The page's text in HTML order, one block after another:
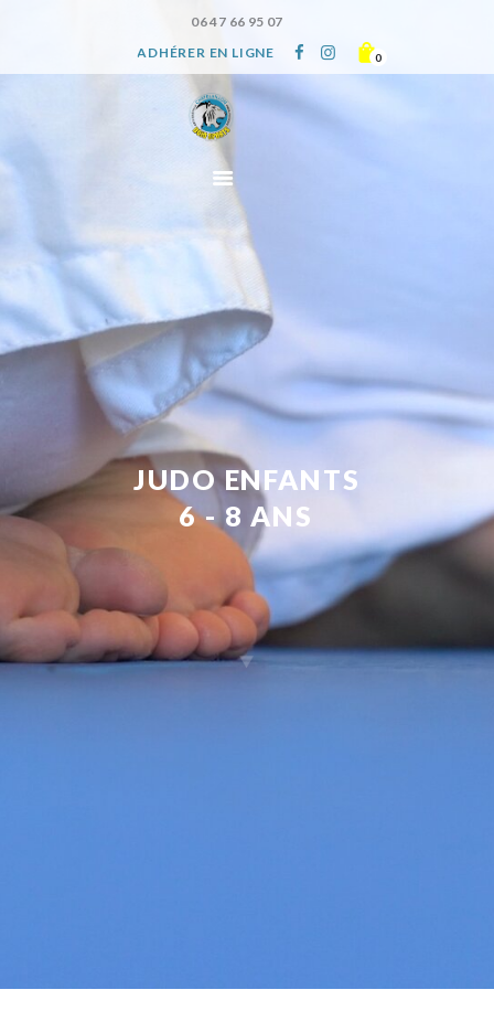
06 47 66 95 07
ADHÉRER EN LIGNE
0
ACCUEIL
LE CLUB
DISCIPLINES
GALERIE IMAGES
HORAIRES
ADHÉRER
JUDO ENFANTS
6 - 8 ANS